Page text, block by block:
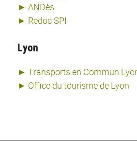
► ANDès
► Redoc SPI
Lyon
► Transports en Commun
► Office du tourisme de Lyon